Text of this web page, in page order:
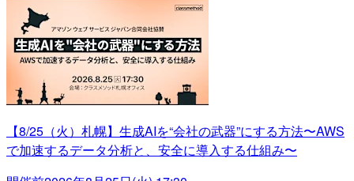
【8/25（火）札幌】生成AIを“会社の武器”にする方法〜AWS
で加速するデータ分析と、安全に導入する仕組み〜